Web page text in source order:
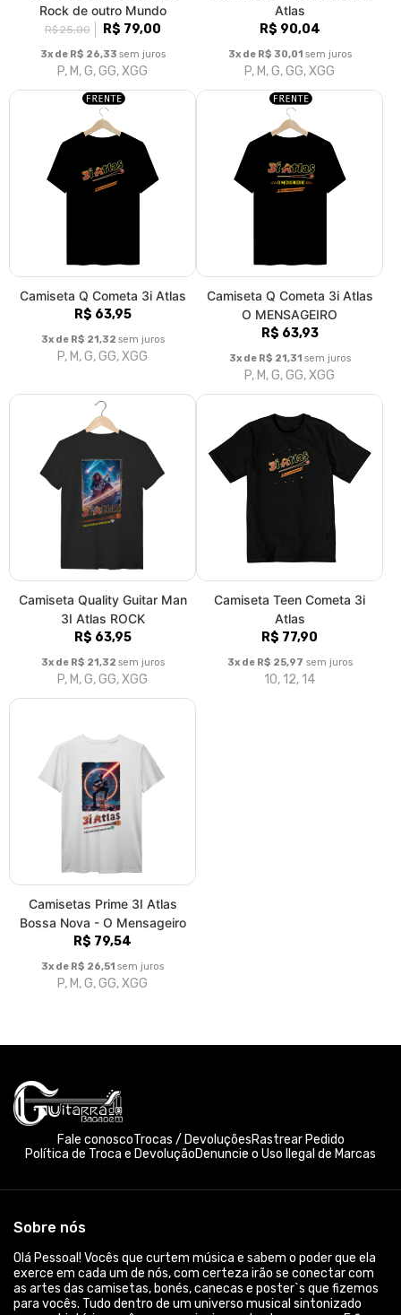
Rock de outro Mundo
R$ 25,00 R$ 79,00
3x de R$ 26,33 sem juros
P, M, G, GG, XGG
Atlas
R$ 90,04
3x de R$ 30,01 sem juros
P, M, G, GG, XGG
Camiseta Q Cometa 3i Atlas
R$ 63,95
3x de R$ 21,32 sem juros
P, M, G, GG, XGG
Camiseta Q Cometa 3i Atlas
O MENSAGEIRO
R$ 63,93
3x de R$ 21,31 sem juros
P, M, G, GG, XGG
Camiseta Quality Guitar Man
3I Atlas ROCK
R$ 63,95
3x de R$ 21,32 sem juros
P, M, G, GG, XGG
Camiseta Teen Cometa 3i
Atlas
R$ 77,90
3x de R$ 25,97 sem juros
10, 12, 14
Camisetas Prime 3I Atlas
Bossa Nova - O Mensageiro
R$ 79,54
3x de R$ 26,51 sem juros
P, M, G, GG, XGG
Fale conoscoTrocas / DevoluçõesRastrear Pedido
Política de Troca e DevoluçãoDenuncie o Uso Ilegal de Marcas
Sobre nós
Olá Pessoal! Vocês que curtem música e sabem o poder que ela
exerce em cada um de nós, com certeza irão se conectar com
as artes das camisetas, bonés, canecas e poster`s que fizemos
para vocês. Tudo dentro de um universo musical sintonizado